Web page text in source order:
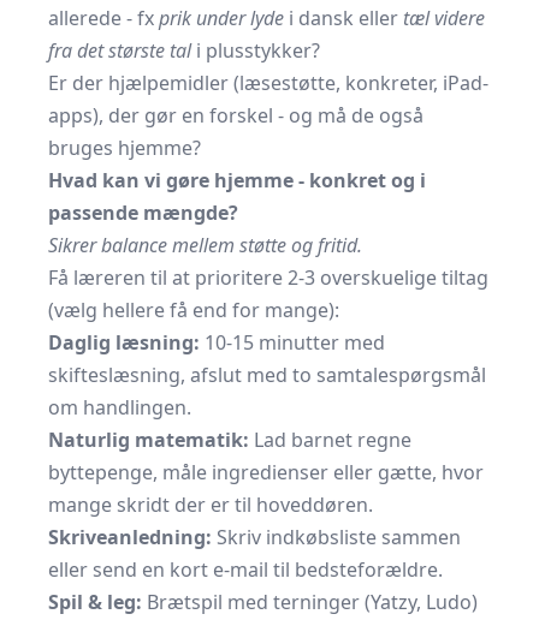
allerede - fxprik under lyde i dansk eller tæl videre
fra det største tali plusstykker?
Er der hjælpemidler (læsestøtte, konkreter, iPad-
apps), der gør en forskel - og må de også
bruges hjemme?
Hvad kan vi gøre hjemme - konkret og i
passende mængde?
Sikrer balance mellem støtte og fritid.
Få læreren til at prioritere 2-3 overskuelige tiltag
(vælg hellere få end for mange):
Daglig læsning: 10-15 minutter med
skifteslæsning, afslut med to samtalespørgsmål
om handlingen.
Naturlig matematik: Lad barnet regne
byttepenge, måle ingredienser eller gætte, hvor
mange skridt der er til hoveddøren.
Skriveanledning: Skriv indkøbsliste sammen
eller send en kort e-mail til bedsteforældre.
Spil & leg: Brætspil med terninger (Yatzy, Ludo)